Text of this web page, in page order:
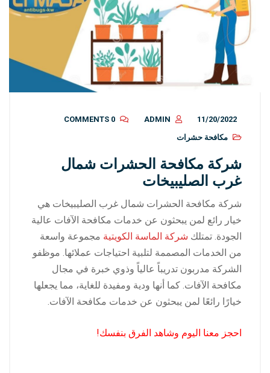
11/20/2022
ADMIN
0 COMMENTS
مكافحة حشرات
شركة مكافحة الحشرات شمال
غرب الصليبيخات
شركة مكافحة الحشرات شمال غرب الصليبيخات هي
خيار رائع لمن يبحثون عن خدمات مكافحة الآفات عالية
الجودة. تمتلك شركة الماسة الكويتية مجموعة واسعة
من الخدمات المصممة لتلبية احتياجات عملائها. موظفو
الشركة مدربون تدريباً عالياً وذوي خبرة في مجال
مكافحة الآفات. كما أنها ودية ومفيدة للغاية، مما يجعلها
خيارًا رائعًا لمن يبحثون عن خدمات مكافحة الآفات.
احجز معنا اليوم وشاهد الفرق بنفسك!